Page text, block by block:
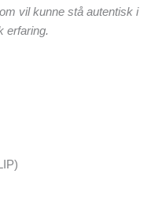
vil kunne stå autentisk i
erfaring.